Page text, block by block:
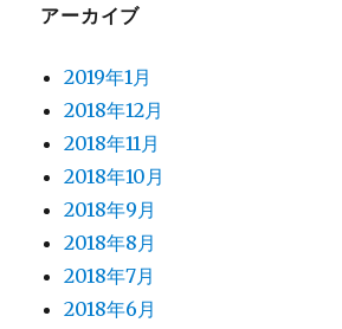
アーカイブ
2019年1月
2018年12月
2018年11月
2018年10月
2018年9月
2018年8月
2018年7月
2018年6月